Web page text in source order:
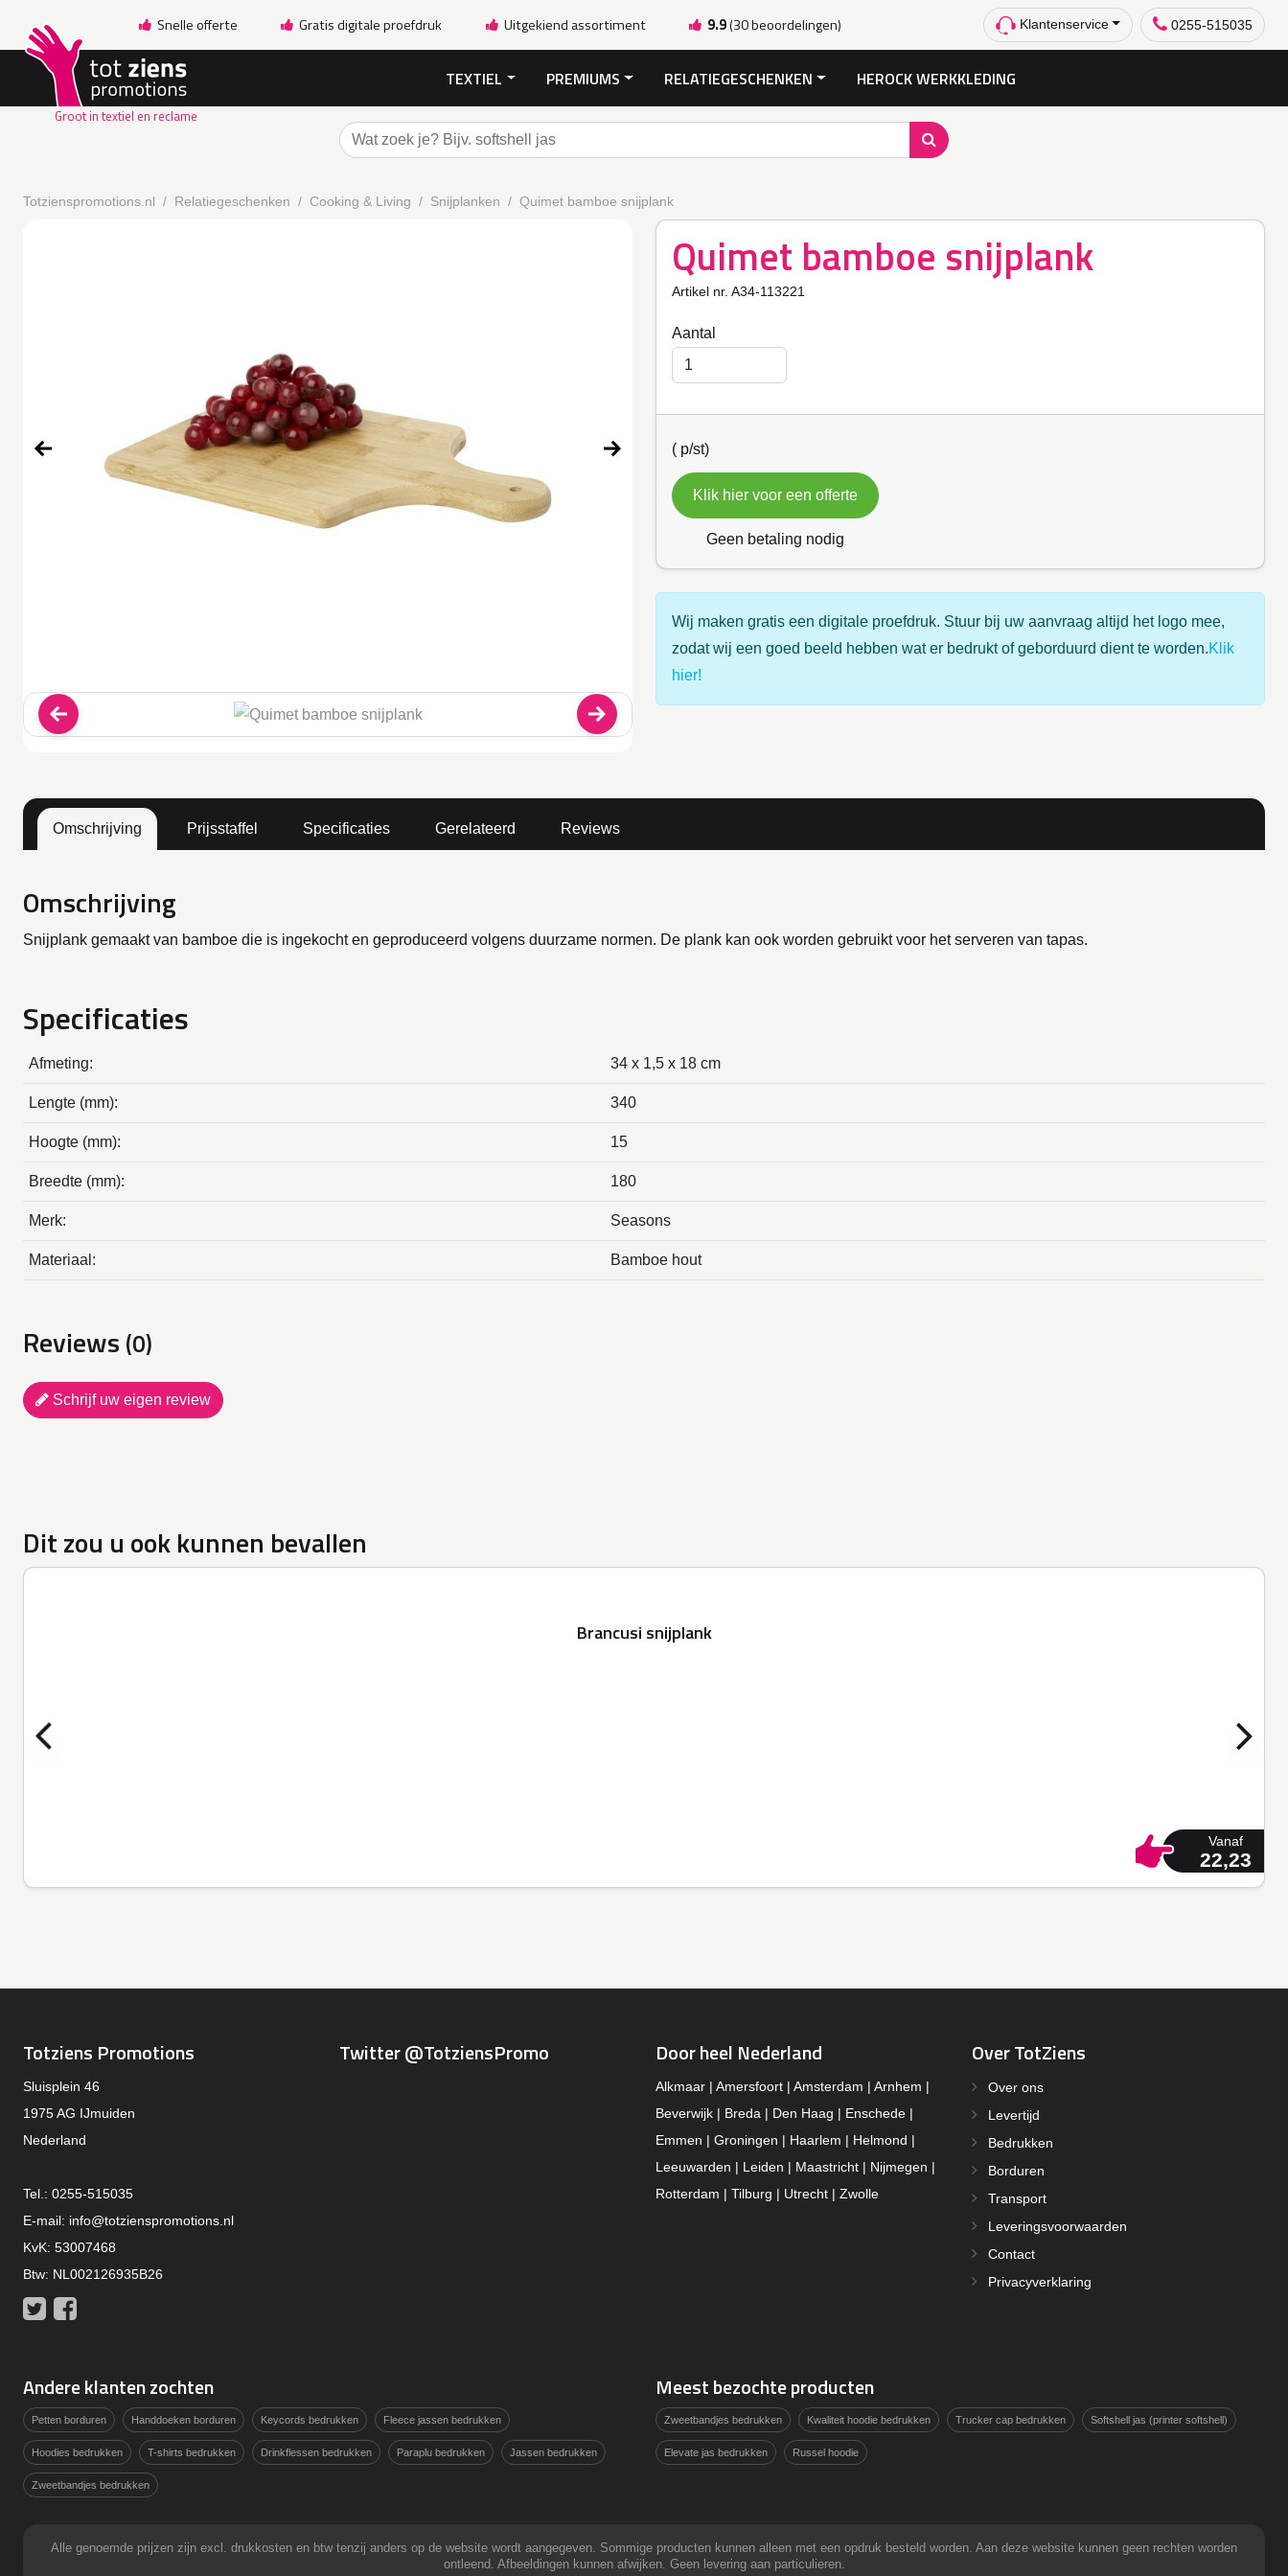
Snelle offerte Gratis digitale proefdruk Uitgekiend assortiment 9.9(30 beoordelingen) Klantenservice 0255-515035
Groot in textiel en reclame
TEXTIEL PREMIUMS RELATIEGESCHENKEN HEROCK WERKKLEDING
Totzienspromotions.nl Relatiegeschenken Cooking & Living Snijplanken Quimet bamboe snijplank
Quimet bamboe snijplank
Artikel nr. A34-113221
Aantal
( p/st)
Klik hier voor een offerte
Geen betaling nodig
Wij maken gratis een digitale proefdruk. Stuur bij uw aanvraag altijd het logo mee,
zodat wij een goed beeld hebben wat er bedrukt of geborduurd dient te worden.Klik
hier!
Omschrijving Prijsstaffel Specificaties Gerelateerd Reviews
Omschrijving
Snijplank gemaakt van bamboe die is ingekocht en geproduceerd volgens duurzame normen. De plank kan ook worden gebruikt voor het serveren van tapas.
Specificaties
Afmeting: 34 x 1,5 x 18 cm
Lengte (mm): 340
Hoogte (mm): 15
Breedte (mm): 180
Merk: Seasons
Materiaal: Bamboe hout
Reviews (0)
Schrijf uw eigen review
Dit zou u ook kunnen bevallen
Brancusi snijplank
Vanaf
22,23
Totziens Promotions
Sluisplein 46
1975 AG IJmuiden
Nederland
Tel.: 0255-515035
E-mail: info@totzienspromotions.nl
KvK: 53007468
Btw: NL002126935B26
Twitter
Twitter @TotziensPromo Door heel Nederland
Alkmaar | Amersfoort | Amsterdam | Arnhem |
Beverwijk | Breda | Den Haag | Enschede |
Emmen | Groningen | Haarlem | Helmond |
Leeuwarden | Leiden | Maastricht | Nijmegen |
Rotterdam | Tilburg | Utrecht | Zwolle
Over TotZiens
Over ons
Levertijd
Bedrukken
Borduren
Transport
Leveringsvoorwaarden
Contact
Privacyverklaring
Andere klanten zochten
Petten borduren Handdoeken borduren Keycords bedrukken Fleece jassen bedrukken
Hoodies bedrukken T-shirts bedrukken Drinkflessen bedrukken Paraplu bedrukken Jassen bedrukken
Zweetbandjes bedrukken
Meest bezochte producten
Zweetbandjes bedrukken Kwaliteit hoodie bedrukken Trucker cap bedrukken Softshell jas (printer softshell)
Elevate jas bedrukken Russel hoodie
Alle genoemde prijzen zijn excl. drukkosten en btw tenzij anders op de website wordt aangegeven. Sommige producten kunnen alleen met een opdruk besteld worden. Aan deze website kunnen geen rechten worden
ontleend. Afbeeldingen kunnen afwijken. Geen levering aan particulieren.